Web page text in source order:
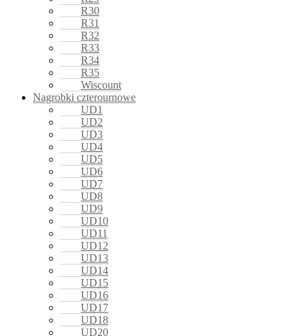
R30
R31
R32
R33
R34
R35
Wiscount
Nagrobki czterournowe
UD1
UD2
UD3
UD4
UD5
UD6
UD7
UD8
UD9
UD10
UD11
UD12
UD13
UD14
UD15
UD16
UD17
UD18
UD20